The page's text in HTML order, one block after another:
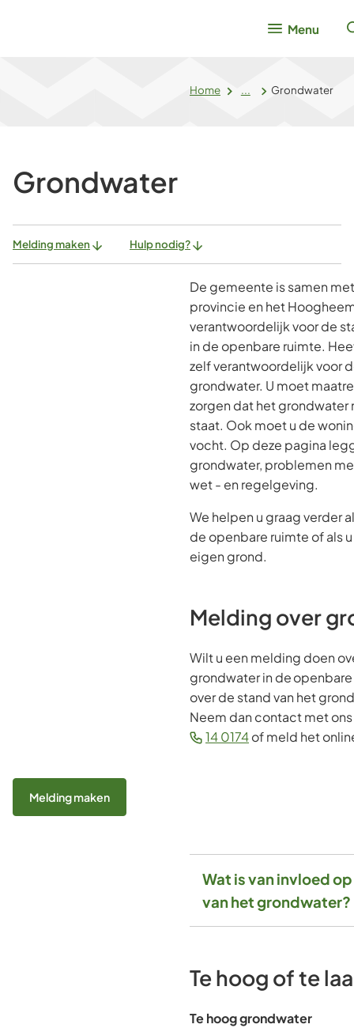
Menu
Home ... Grondwater
Grondwater
Melding maken Hulp nodig?
De gemeente is samen
provincie en het
verantwoordelijk voor de
in de openbare ruimte.
zelf verantwoordelijk voor
grondwater. U moet
zorgen dat het grondwater
staat. Ook moet u de
vocht. Op deze pagina
grondwater, problemen
wet - en regelgeving.
We helpen u graag verder
de openbare ruimte of als
eigen grond.
Melding over
Wilt u een melding doen
grondwater in de
over de stand van het
Neem dan contact met
14 0174(Verwijst
of meld het
Melding maken
Wat is van invloed
van het grondwater?
Te hoog of te
Te hoog grondwater